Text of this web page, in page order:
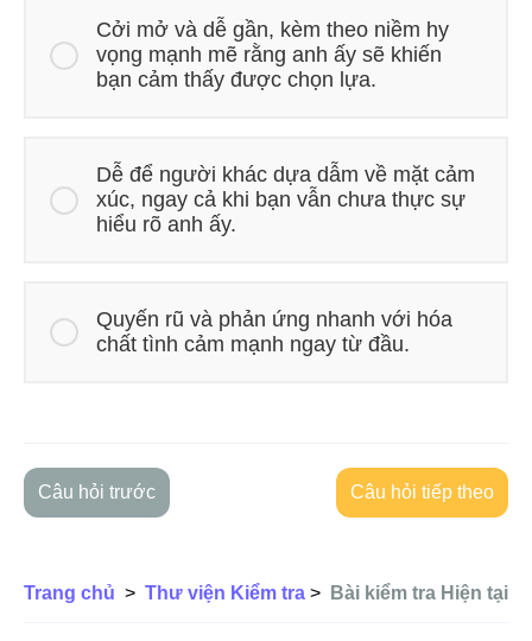
Cởi mở và dễ gần, kèm theo niềm hy
vọng mạnh mẽ rằng anh ấy sẽ khiến
bạn cảm thấy được chọn lựa.
Dễ để người khác dựa dẫm về mặt cảm
xúc, ngay cả khi bạn vẫn chưa thực sự
hiểu rõ anh ấy.
Quyến rũ và phản ứng nhanh với hóa
chất tình cảm mạnh ngay từ đầu.
Câu hỏi trước Câu hỏi tiếp theo
Trang chủ > Thư viện Kiểm tra > Bài kiểm tra Hiện tại